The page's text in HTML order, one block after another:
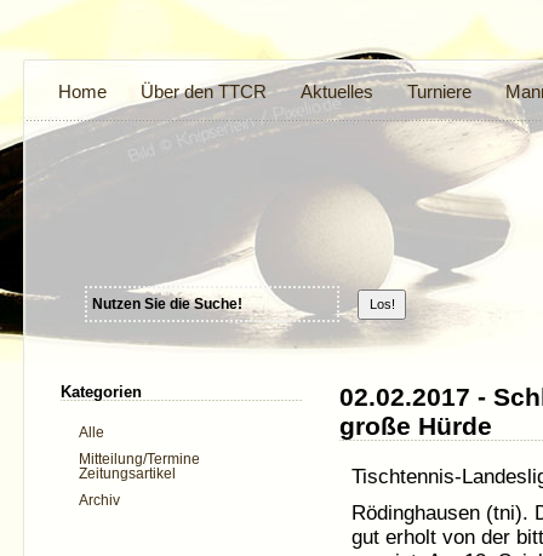
Home Über den TTCR Aktuelles Turniere
02.02.2017 -
große Hürde
Tischtennis-
Rödinghausen (tni).
gut erholt von der
Kategorien
Alle
Mitteilung/Termine
Zeitungsartikel
Archiv